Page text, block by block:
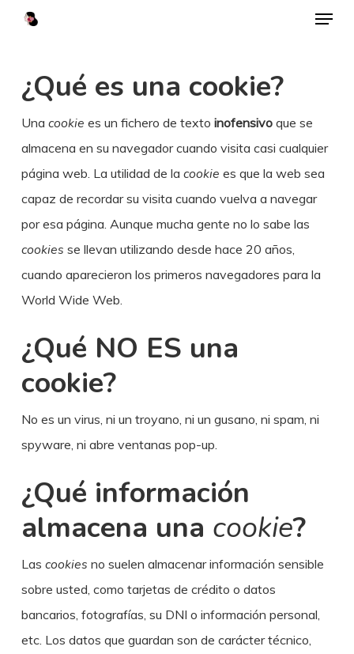
content
Menu
¿Qué es una cookie?
Una cookie es un fichero de texto inofensivoque se
almacena en su navegador cuando visita casi cualquier
página web. La utilidad de la cookie es que la web sea
capaz de recordar su visita cuando vuelva a navegar
por esa página. Aunque mucha gente no lo sabe las
cookies se llevan utilizando desde hace 20 años,
cuando aparecieron los primeros navegadores para la
World Wide Web.
¿Qué NO ES una
cookie?
No es un virus, ni un troyano, ni un gusano, ni spam, ni
spyware, ni abre ventanas pop-up.
¿Qué información
almacena una cookie?
Las cookies no suelen almacenar información sensible
sobre usted, como tarjetas de crédito o datos
bancarios, fotografías, su DNI o información personal,
etc. Los datos que guardan son de carácter técnico,